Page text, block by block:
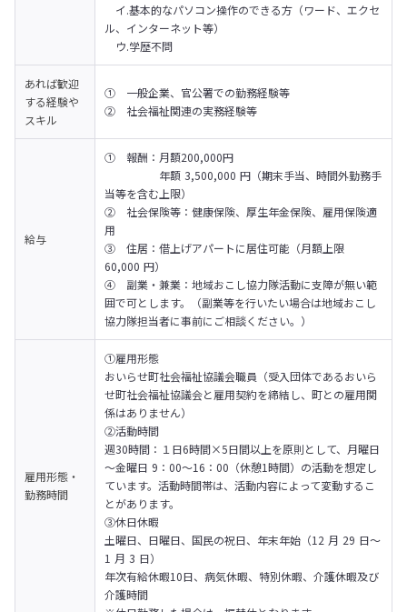
イ.基本的なパソコン操作のできる方（ワード、エクセ
ル、インターネット等）
ウ.学歴不問
あれば歓迎
する経験や
スキル
①	一般企業、官公署での勤務経験等
②	社会福祉関連の実務経験等
給与
①	報酬：月額200,000円
年額 3,500,000 円（期末手当、時間外勤務手
当等を含む上限）
②	社会保険等：健康保険、厚生年金保険、雇用保険適
用
③	住居：借上げアパートに居住可能（月額上限
60,000 円）
④	副業・兼業：地域おこし協力隊活動に支障が無い範
囲で可とします。（副業等を行いたい場合は地域おこし
協力隊担当者に事前にご相談ください。）
雇用形態・
勤務時間
①雇用形態
おいらせ町社会福祉協議会職員（受入団体であるおいら
せ町社会福祉協議会と雇用契約を締結し、町との雇用関
係はありません）
②活動時間
週30時間：１日6時間×5日間以上を原則として、月曜日
～金曜日 9：00～16：00（休憩1時間）の活動を想定し
ています。活動時間帯は、活動内容によって変動するこ
とがあります。
③休日休暇
土曜日、日曜日、国民の祝日、年末年始（12 月 29 日～
1 月 3 日）
年次有給休暇10日、病気休暇、特別休暇、介護休暇及び
介護時間